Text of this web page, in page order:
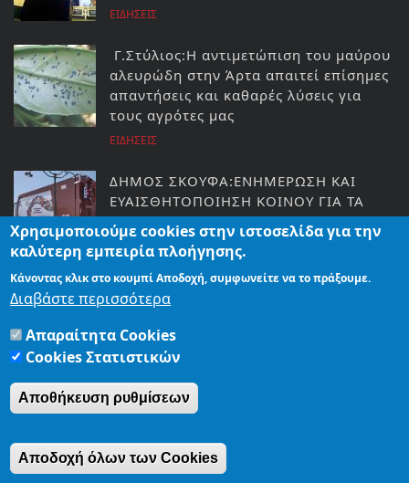
ΕΙΔΗΣΕΙΣ
Γ.Στύλιος:Η αντιμετώπιση του μαύρου
αλευρώδη στην Άρτα απαιτεί επίσημες
απαντήσεις και καθαρές λύσεις για
τους αγρότες μας
ΕΙΔΗΣΕΙΣ
ΔΗΜΟΣ ΣΚΟΥΦΑ:ΕΝΗΜΕΡΩΣΗ ΚΑΙ
ΕΥΑΙΣΘΗΤΟΠΟΙΗΣΗ ΚΟΙΝΟΥ ΓΙΑ ΤΑ
ΒΙΟΑΠΟΒΛΗΤΑ
ΕΙΔΗΣΕΙΣ
Ο Γ.ΣΤΥΛΙΟΣ ΣΤΗΝ ΒΟΥΛΗ ΓΙΑ ΤΟΝ
ΠΡΟΣΩΠΙΚΟ ΓΙΑΤΡΟ ΚΑΙ ΤΑ
ΠΑΝΕΠΙΣΤΗΜΙΑΚΑ ΚΕΝΤΡΑ ΥΓΕΙΑΣ
ΕΙΔΗΣΕΙΣ
ΠΟΛΙΤΙΚΗ ΑΠΟΡΡΗΤΟΥ
© Copyright artavoice.gr | εκδόσεις ΑΛΙΚΟ. All rights reserved.
Χρησιμοποιούμε cookies στην ιστοσελίδα για την
καλύτερη εμπειρία πλοήγησης.
Κάνοντας κλικ στο κουμπί Αποδοχή, συμφωνείτε να το πράξουμε.
Διαβάστε περισσότερα
Απαραίτητα Cookies
Cookies Στατιστικών
Αποθήκευση ρυθμίσεων
Αποδοχή όλων των Cookies